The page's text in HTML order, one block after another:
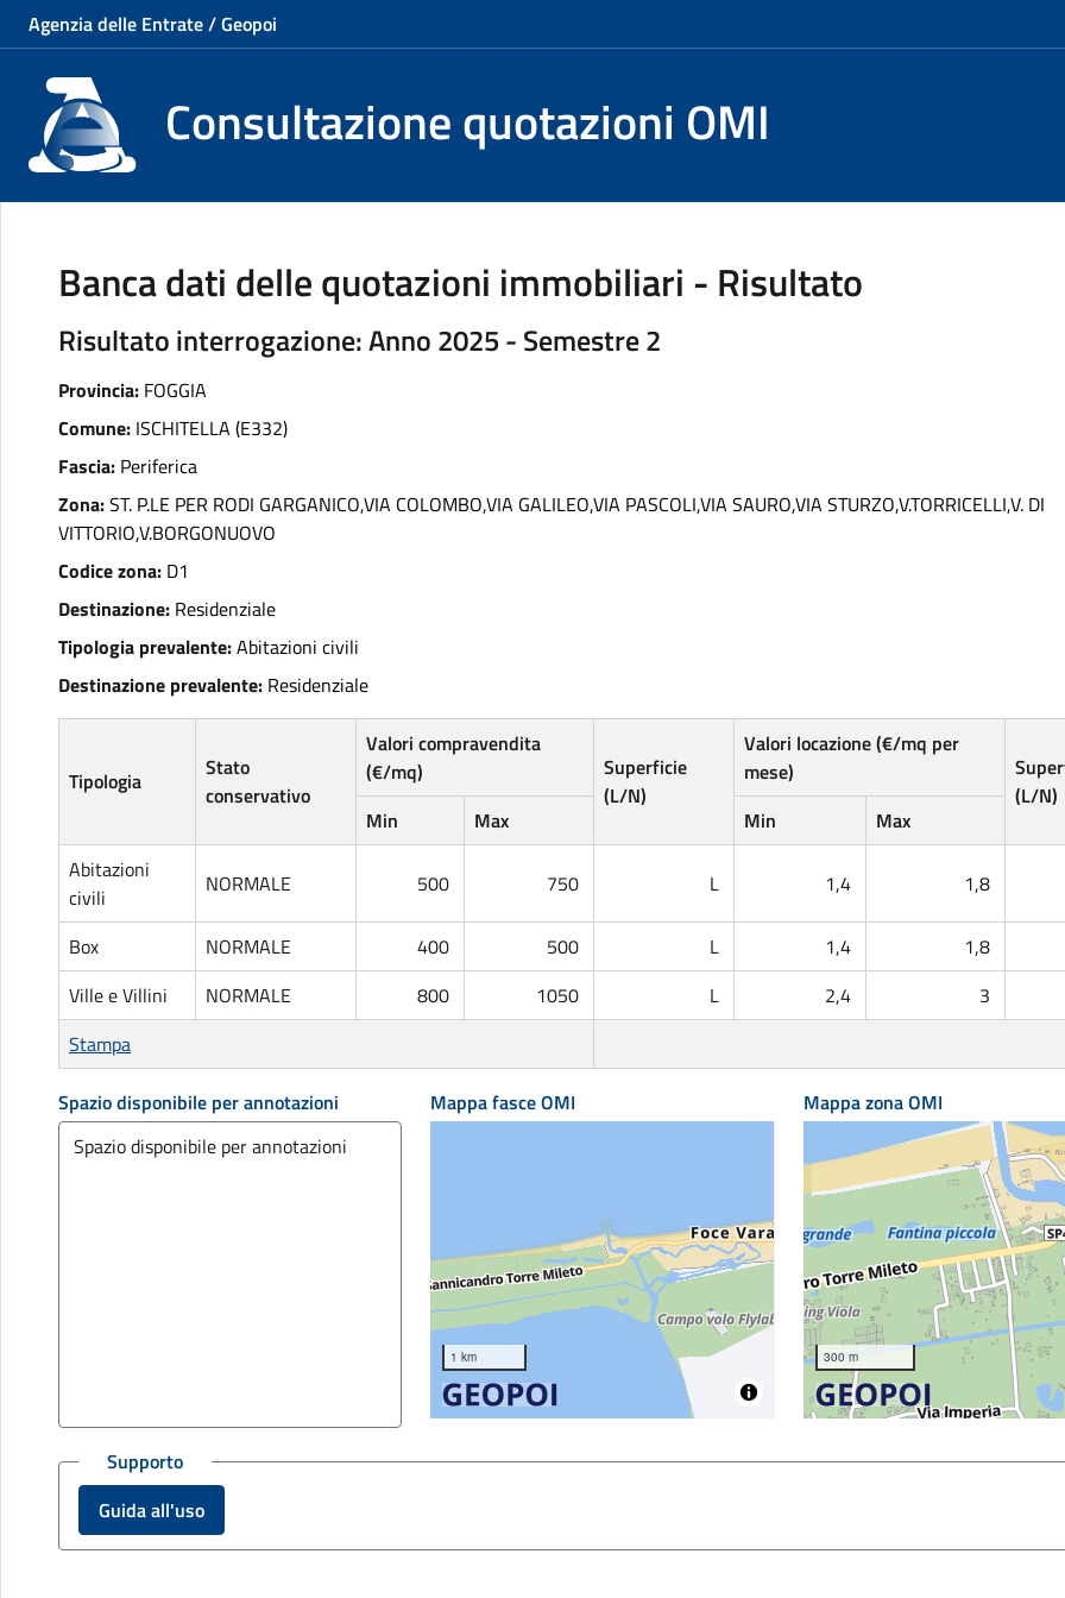
Agenzia delle Entrate / Geopoi
Consultazione quotazioni OMI
Banca dati delle quotazioni immobiliari - Risultato
Risultato interrogazione: Anno 2025 - Semestre 2
Provincia: FOGGIA
Comune: ISCHITELLA (E332)
Fascia: Periferica
Zona:ST. P.LE PER RODI GARGANICO,VIA COLOMBO,VIA GALILEO,VIA PASCOLI,VIA SAURO,VIA STURZO,V.TORRICELLI,V. DI
VITTORIO,V.BORGONUOVO
Codice zona: D1
Destinazione: Residenziale
Tipologia prevalente:Abitazioni civili
Destinazione prevalente: Residenziale
Tipologia
Stato
conservativo
Valori compravendita
(€/mq)
Superficie
(L/N)
Valori locazione (€/mq per
mese)
(L/N)
Min
Max Min
Max
Abitazioni
civili
NORMALE 500 750 L 1,4 1,8
Box NORMALE 400 500 L 1,4 1,8
Ville e Villini
NORMALE 800 1050 L 2,4 3
Stampa
Spazio disponibile per annotazioni Mappa fasce OMI
1 km
Mappa zona OMI
300 m
Supporto
Guida all'uso